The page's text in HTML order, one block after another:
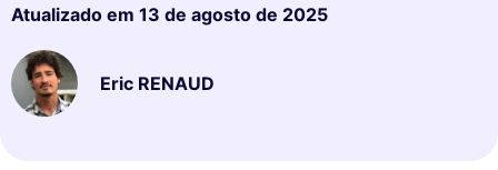
Atualizado em 13 de agosto de 2025
Eric RENAUD